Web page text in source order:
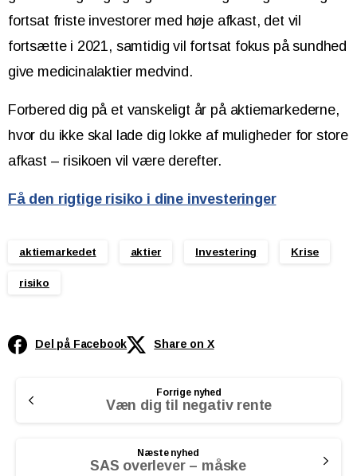
fortsat friste investorer med høje afkast, det vil
fortsætte i 2021, samtidig vil fortsat fokus på sundhed
give medicinalaktier medvind.
Forbered dig på et vanskeligt år på aktiemarkederne,
hvor du ikke skal lade dig lokke af muligheder for store
afkast – risikoen vil være derefter.
Få den rigtige risiko i dine investeringer
aktiemarkedet aktier Investering Krise
risiko
Del på Facebook Share on X
Reading
Forrige nyhed
Væn dig til negativ rente
Næste nyhed
SAS overlever – måske